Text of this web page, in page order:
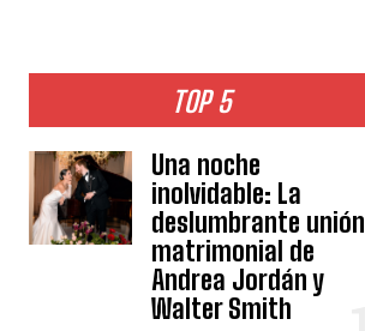
TOP 5
Una noche
inolvidable: La
deslumbrante unión
matrimonial de
Andrea Jordán y
Walter Smith